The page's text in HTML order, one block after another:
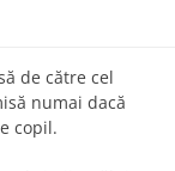
de către cel
numai dacă
copil.